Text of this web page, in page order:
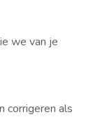
we van je
corrigeren als